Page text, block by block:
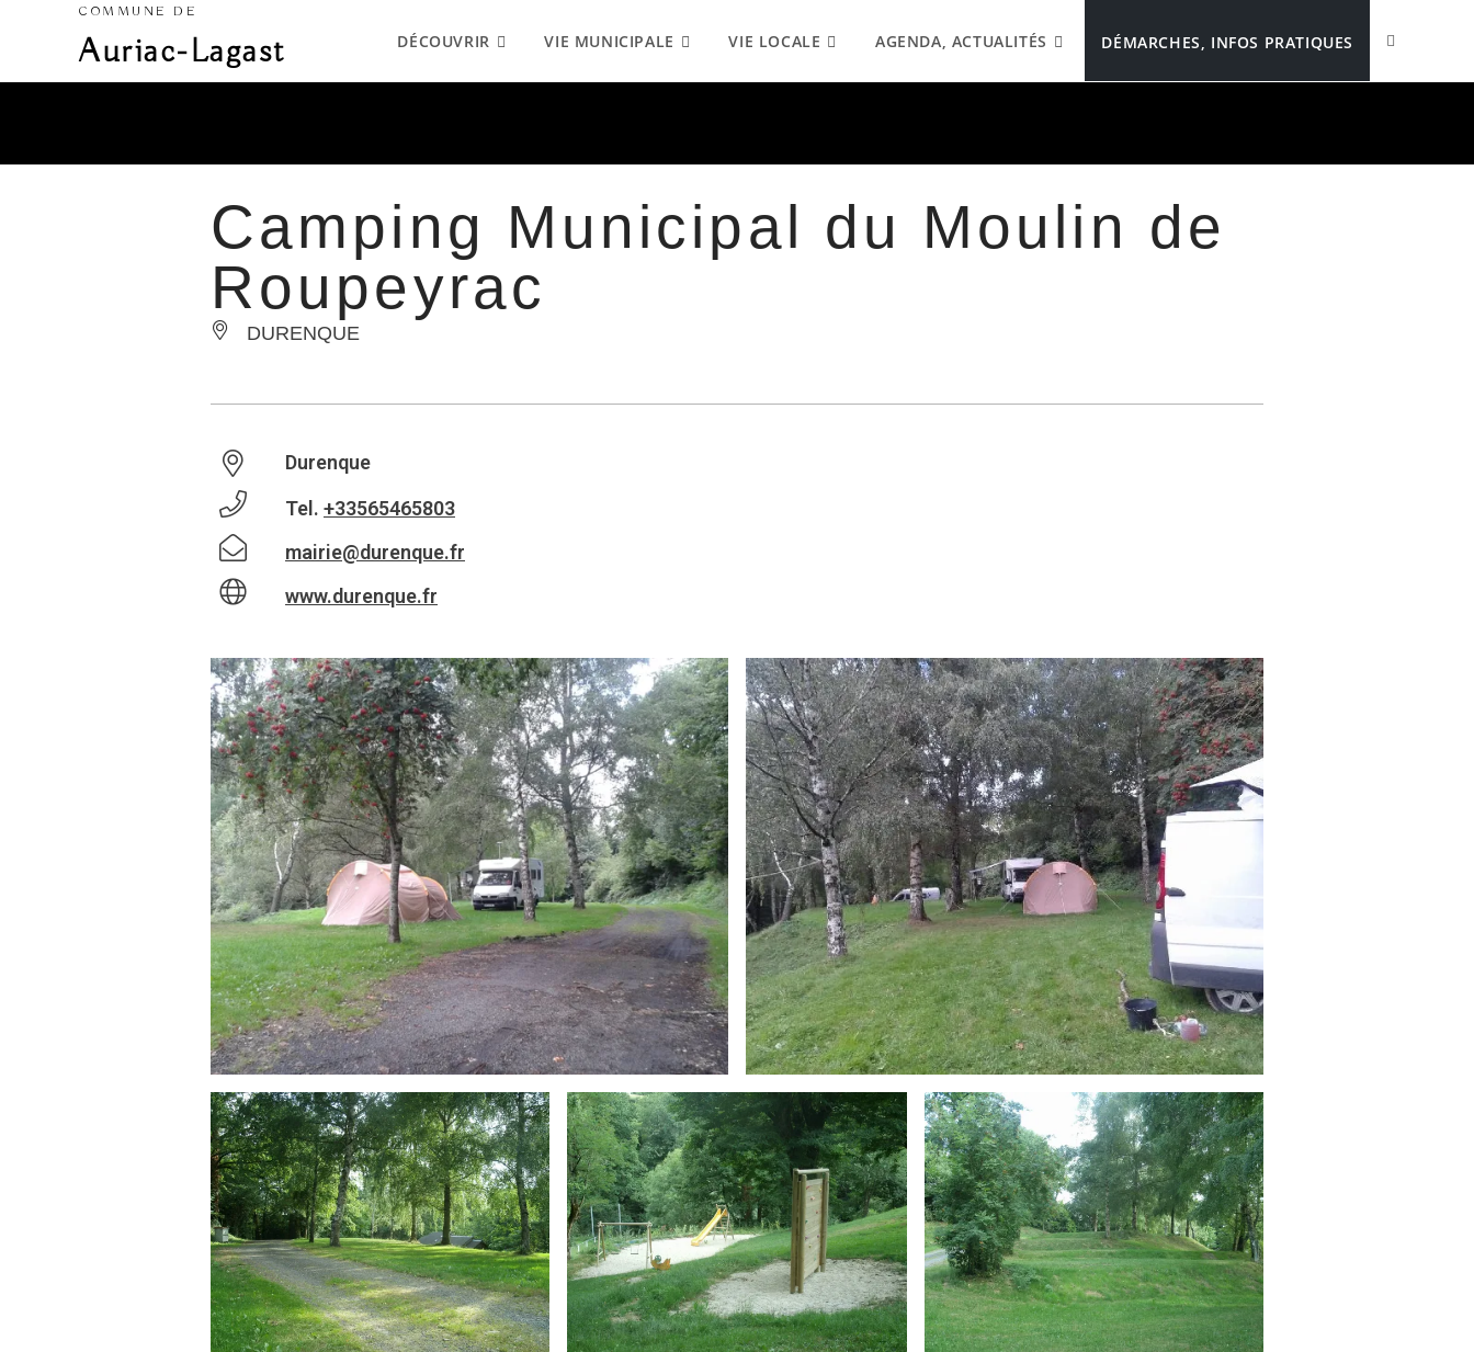
COMMUNE DE
Auriac-Lagast DÉCOUVRIR VIE MUNICIPALE VIE LOCALE AGENDA, ACTUALITÉS DÉMARCHES, INFOS PRATIQUES
Camping Municipal du Moulin de
Roupeyrac
DURENQUE
Durenque
Tel. +33565465803
mairie@durenque.fr
www.durenque.fr